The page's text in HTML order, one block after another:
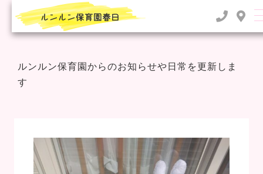
2023年
ルンルン保育園からのお知らせや日常を更新しま
す